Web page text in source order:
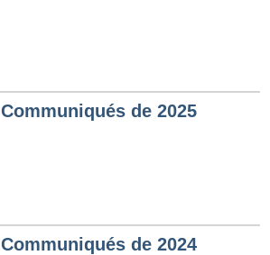
Communiqués de 2025
Communiqués de 2024